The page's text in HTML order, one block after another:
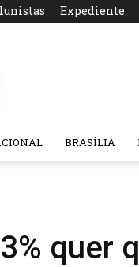
Expediente
BRASÍLIA
quer